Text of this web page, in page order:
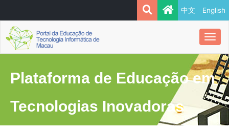
English
中文
Plataforma de Educação em
Tecnologias Inovadoras